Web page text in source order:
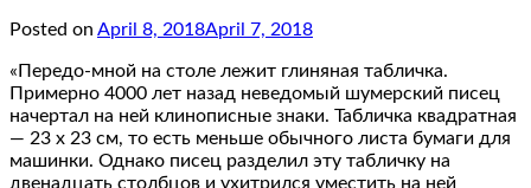
Posted on April 8, 2018April 7, 2018
«Передо-мной на столе лежит глиняная табличка.
Примерно 4000 лет назад неведомый шумерский писец
начертал на ней клинописные знаки. Табличка квадратная
— 23 x 23 см, то есть меньше обычного листа бумаги для
машинки. Однако писец разделил эту табличку на
двенадцать столбцов и ухитрился уместить на ней